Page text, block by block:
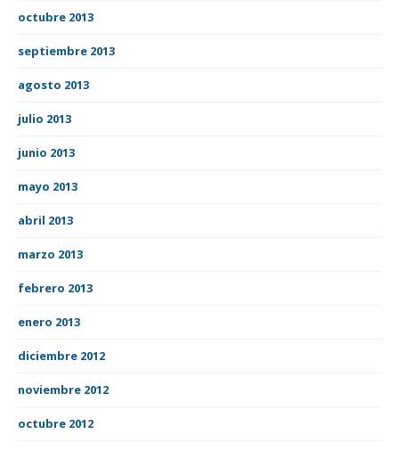
octubre 2013
septiembre 2013
agosto 2013
julio 2013
junio 2013
mayo 2013
abril 2013
marzo 2013
febrero 2013
enero 2013
diciembre 2012
noviembre 2012
octubre 2012